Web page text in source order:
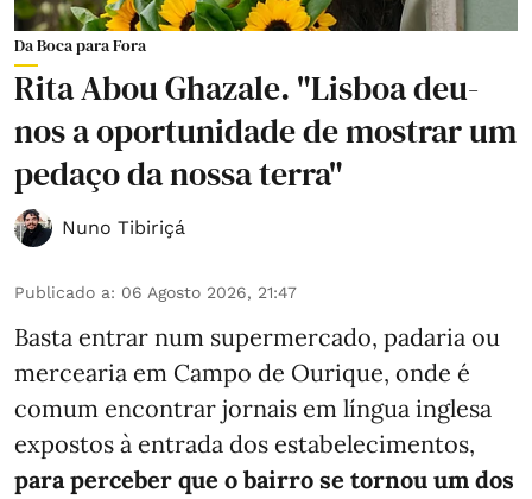
Da Boca para Fora
Rita Abou Ghazale. "Lisboa deu-
nos a oportunidade de mostrar um
pedaço da nossa terra"
Nuno Tibiriçá
Publicado a: 06 Agosto 2026, 21:47
Basta entrar num supermercado, padaria ou
mercearia em Campo de Ourique, onde é
comum encontrar jornais em língua inglesa
expostos à entrada dos estabelecimentos,
para perceber que o bairro se tornou um dos